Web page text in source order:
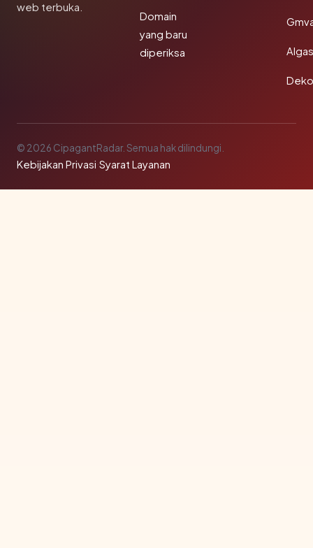
web terbuka.
Domain
yang baru
diperiksa
© 2026 CipagantRadar. Semua hak dilindungi.
Kebijakan Privasi·Syarat Layanan